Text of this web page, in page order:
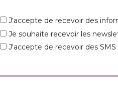
J'accepte de recevoir des
Je souhaite recevoir les
J'accepte de recevoir des